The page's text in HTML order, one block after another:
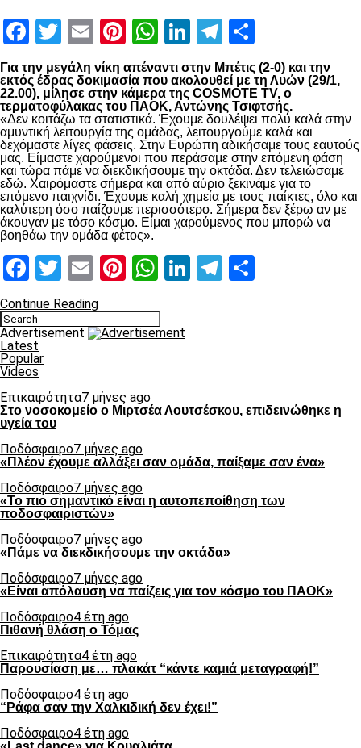
Facebook
Twitter
EmailPinterest
WhatsApp
LinkedIn
Telegram
Για την μεγάλη νίκη απέναντι στην Μπέτις (2-0) και την
εκτός έδρας δοκιμασία που ακολουθεί με τη Λυών (29/1,
22.00), μίλησε στην κάμερα της COSMOTE TV, ο
τερματοφύλακας του ΠΑΟΚ, Αντώνης Τσιφτσής.
«Δεν κοιτάζω τα στατιστικά. Έχουμε δουλέψει πολύ καλά στην
αμυντική λειτουργία της ομάδας, λειτουργούμε καλά και
δεχόμαστε λίγες φάσεις. Στην Ευρώπη αδικήσαμε τους εαυτούς
μας. Είμαστε χαρούμενοι που περάσαμε στην επόμενη φάση
και τώρα πάμε να διεκδικήσουμε την οκτάδα. Δεν τελειώσαμε
εδώ. Χαιρόμαστε σήμερα και από αύριο ξεκινάμε για το
επόμενο παιχνίδι. Έχουμε καλή χημεία με τους παίκτες, όλο και
καλύτερη όσο παίζουμε περισσότερο. Σήμερα δεν ξέρω αν με
άκουγαν με τόσο κόσμο. Είμαι χαρούμενος που μπορώ να
βοηθάω την ομάδα φέτος».
Facebook
Twitter
EmailPinterest
WhatsApp
LinkedIn
Telegram
Continue Reading
Advertisement
Latest
Popular
Videos
Επικαιρότητα7 μήνες ago
Στο νοσοκομείο ο Μιρτσέα Λουτσέσκου, επιδεινώθηκε η
υγεία του
Ποδόσφαιρο7 μήνες ago
«Πλέον έχουμε αλλάξει σαν ομάδα, παίξαμε σαν ένα»
Ποδόσφαιρο7 μήνες ago
«Το πιο σημαντικό είναι η αυτοπεποίθηση των
ποδοσφαιριστών»
Ποδόσφαιρο7 μήνες ago
«Πάμε να διεκδικήσουμε την οκτάδα»
Ποδόσφαιρο7 μήνες ago
«Είναι απόλαυση να παίζεις για τον κόσμο του ΠΑΟΚ»
Ποδόσφαιρο4 έτη ago
Πιθανή θλάση ο Τόμας
Επικαιρότητα4 έτη ago
Παρουσίαση με… πλακάτ “κάντε καμιά μεταγραφή!”
Ποδόσφαιρο4 έτη ago
“Ράφα σαν την Χαλκιδική δεν έχει!”
Ποδόσφαιρο4 έτη ago